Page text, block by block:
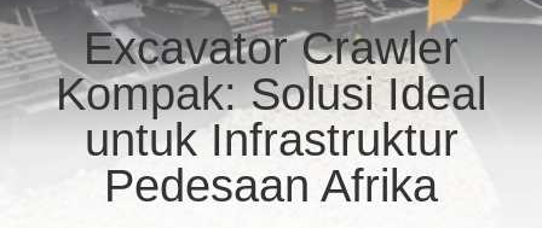
HUBUNGI
KAMI
PERMINTAAN
PENAWARAN
Excavator Crawler
Kompak: Solusi Ideal
untuk Infrastruktur
Pedesaan Afrika